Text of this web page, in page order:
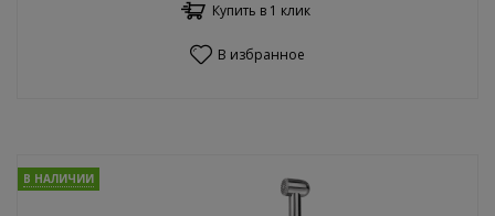
Купить в 1 клик
В избранное
В НАЛИЧИИ